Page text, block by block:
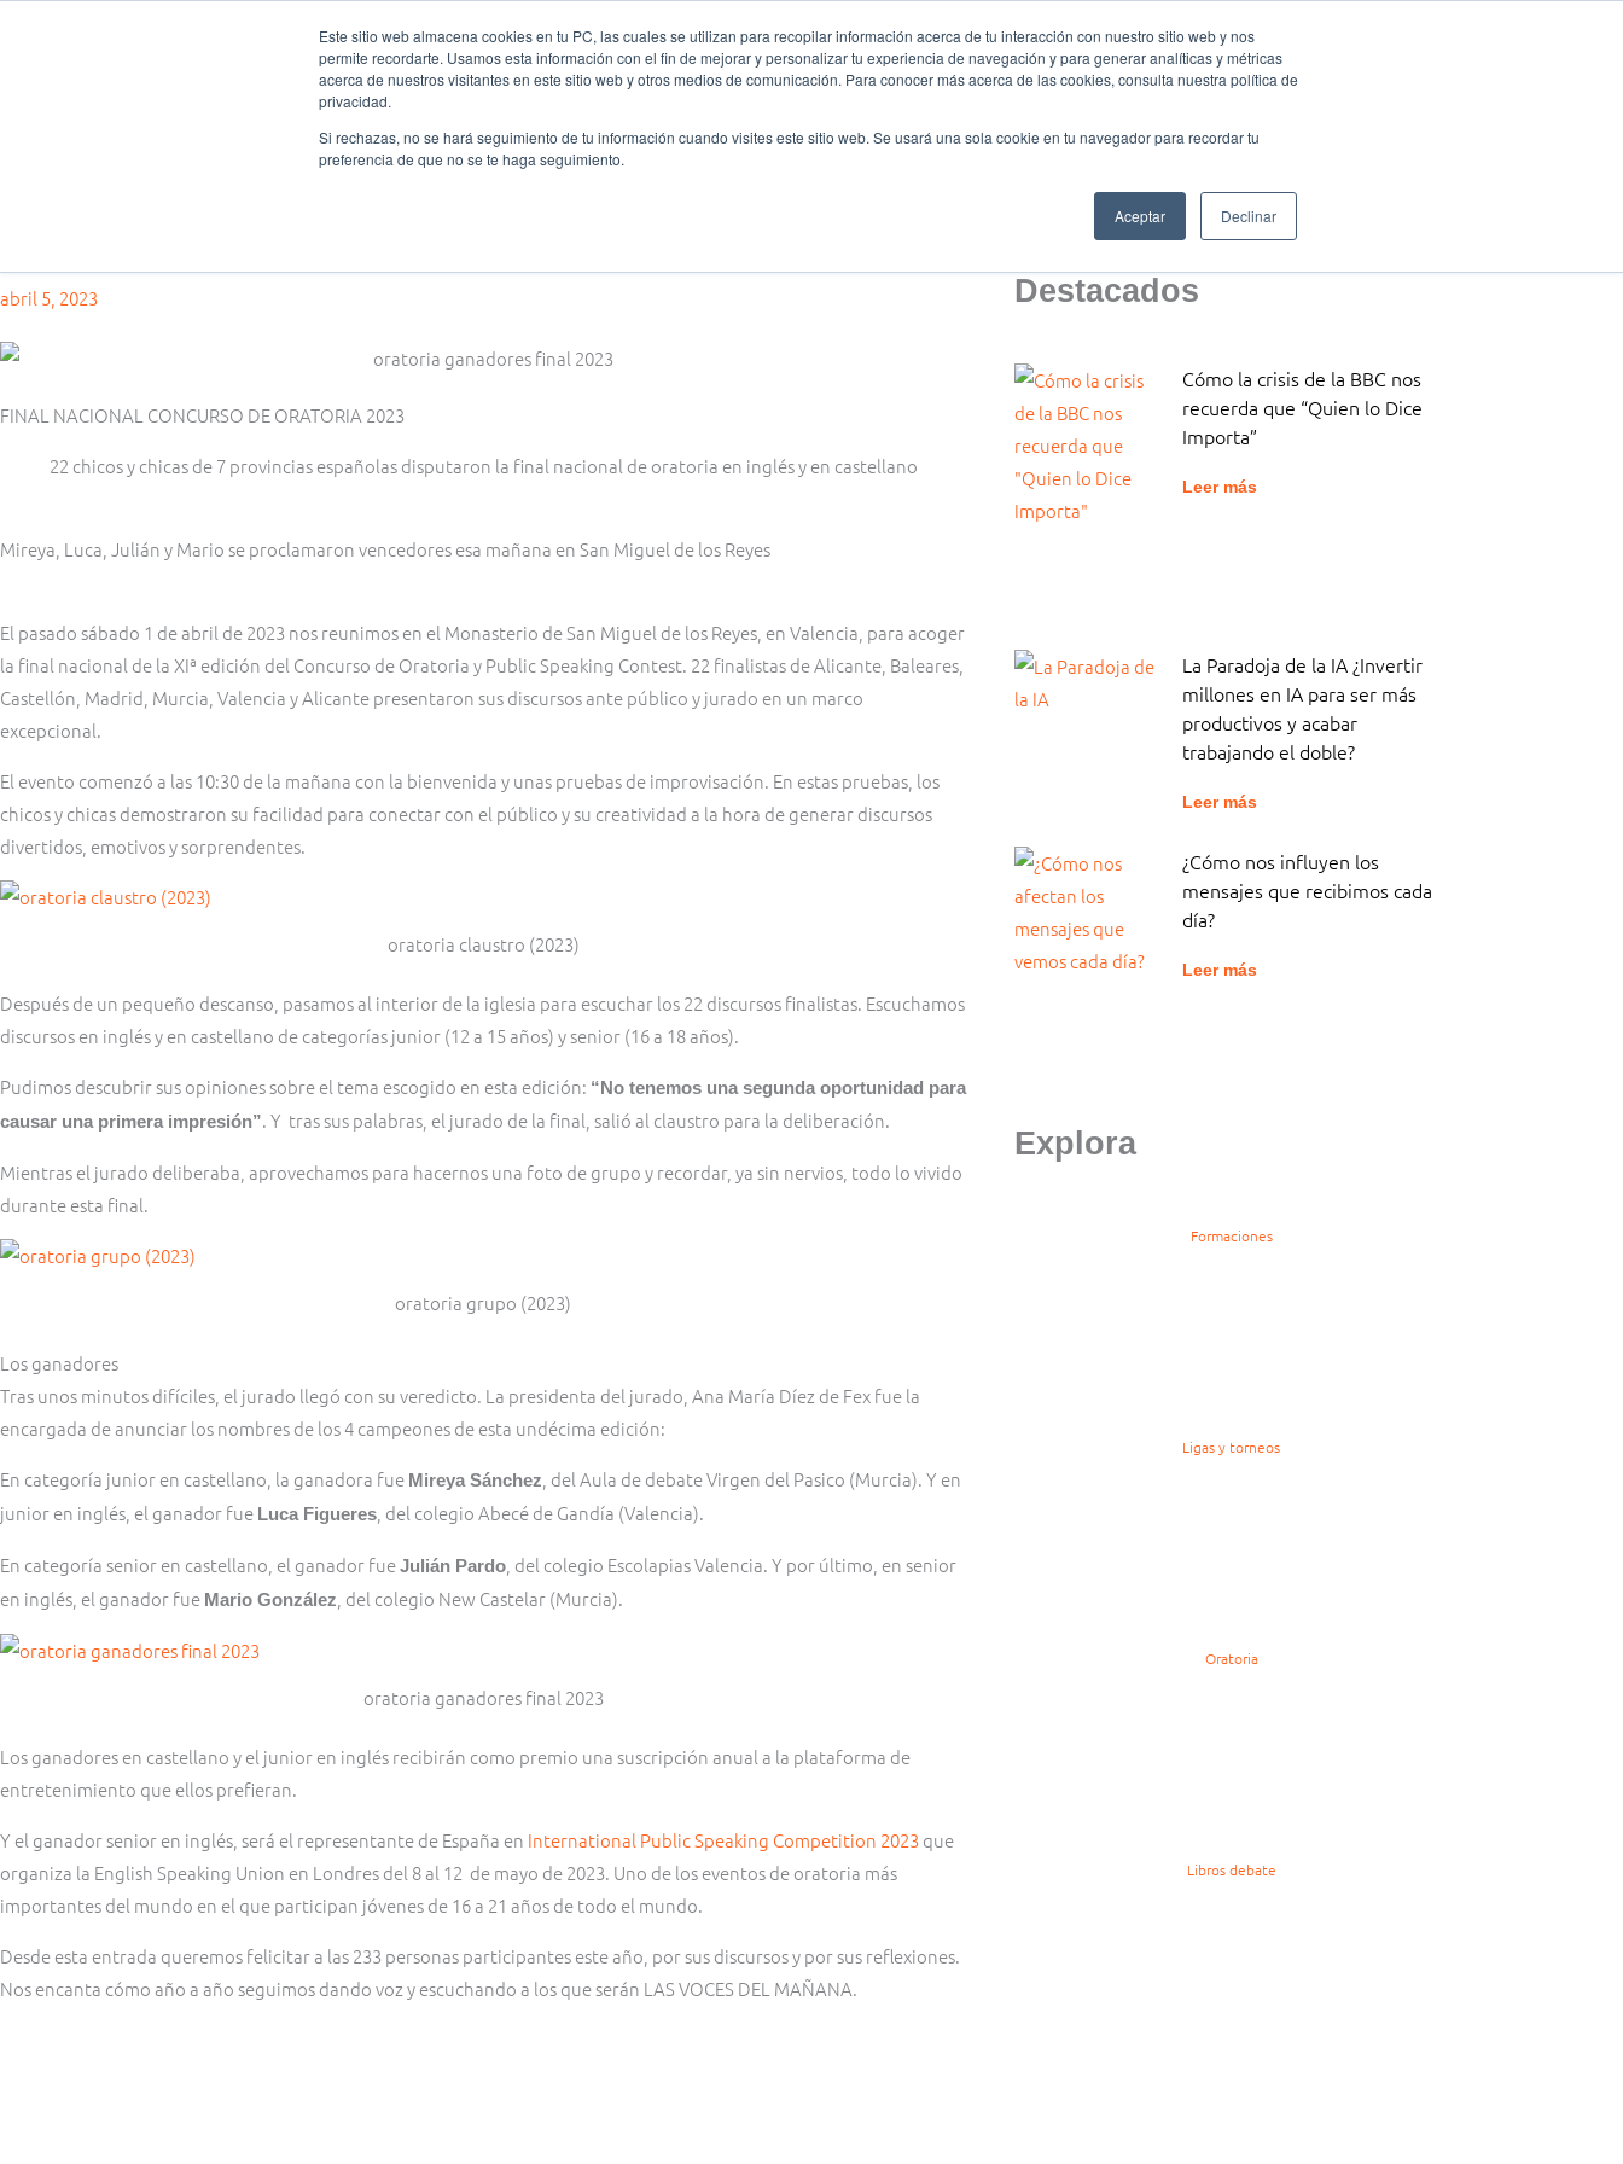
Este sitio web almacena cookies en tu PC, las cuales se utilizan para recopilar información acerca de tu interacción con nuestro sitio web y nos
permite recordarte. Usamos esta información con el fin de mejorar y personalizar tu experiencia de navegación y para generar analíticas y métricas
acerca de nuestros visitantes en este sitio web y otros medios de comunicación. Para conocer más acerca de las cookies, consulta nuestra política de
privacidad.
Si rechazas, no se hará seguimiento de tu información cuando visites este sitio web. Se usará una sola cookie en tu navegador para recordar tu
preferencia de que no se te haga seguimiento.
Aceptar Declinar
Fundación Actívate Quiénes somos Ligas y Torneos Formación Oratoria Eventos Activa-t Blog
abril 5, 2023
FINAL NACIONAL CONCURSO DE ORATORIA 2023
22 chicos y chicas de 7 provincias españolas disputaron la final nacional de oratoria en inglés y en castellano
Mireya, Luca, Julián y Mario se proclamaron vencedores esa mañana en San Miguel de los Reyes
El pasado sábado 1 de abril de 2023 nos reunimos en el Monasterio de San Miguel de los Reyes, en Valencia, para acoger
la final nacional de la XIª edición del Concurso de Oratoria y Public Speaking Contest. 22 finalistas de Alicante, Baleares,
Castellón, Madrid, Murcia, Valencia y Alicante presentaron sus discursos ante público y jurado en un marco
excepcional.
El evento comenzó a las 10:30 de la mañana con la bienvenida y unas pruebas de improvisación. En estas pruebas, los
chicos y chicas demostraron su facilidad para conectar con el público y su creatividad a la hora de generar discursos
divertidos, emotivos y sorprendentes.
oratoria claustro (2023)
Después de un pequeño descanso, pasamos al interior de la iglesia para escuchar los 22 discursos finalistas. Escuchamos
discursos en inglés y en castellano de categorías junior (12 a 15 años) y senior (16 a 18 años).
Pudimos descubrir sus opiniones sobre el tema escogido en esta edición: “No tenemos una segunda oportunidad para
causar una primera impresión”. Y tras sus palabras, el jurado de la final, salió al claustro para la deliberación.
Mientras el jurado deliberaba, aprovechamos para hacernos una foto de grupo y recordar, ya sin nervios, todo lo vivido
durante esta final.
oratoria grupo (2023)
Los ganadores
Tras unos minutos difíciles, el jurado llegó con su veredicto. La presidenta del jurado, Ana María Díez de Fex fue la
encargada de anunciar los nombres de los 4 campeones de esta undécima edición:
En categoría junior en castellano, la ganadora fue Mireya Sánchez , del Aula de debate Virgen del Pasico (Murcia). Y en
junior en inglés, el ganador fue Luca Figueres , del colegio Abecé de Gandía (Valencia).
En categoría senior en castellano, el ganador fueJulián Pardo , del colegio Escolapias Valencia. Y por último, en senior
en inglés, el ganador fue Mario González , del colegio New Castelar (Murcia).
oratoria ganadores final 2023
Los ganadores en castellano y el junior en inglés recibirán como premio una suscripción anual a la plataforma de
entretenimiento que ellos prefieran.
Y el ganador senior en inglés, será el representante de España en International Public Speaking Competition 2023que
organiza la English Speaking Union en Londres del 8 al 12 de mayo de 2023. Uno de los eventos de oratoria más
importantes del mundo en el que participan jóvenes de 16 a 21 años de todo el mundo.
Desde esta entrada queremos felicitar a las 233 personas participantes este año, por sus discursos y por sus reflexiones.
Nos encanta cómo año a año seguimos dando voz y escuchando a los que serán LAS VOCES DEL MAÑANA.
Destacados
Cómo la crisis de la BBC nos
recuerda que “Quien lo Dice
Importa”
Leer más
La Paradoja de la IA ¿Invertir
millones en IA para ser más
productivos y acabar
trabajando el doble?
Leer más
¿Cómo nos influyen los
mensajes que recibimos cada
día?
Leer más
Explora
Formaciones
Ligas y torneos
Oratoria
Libros debate